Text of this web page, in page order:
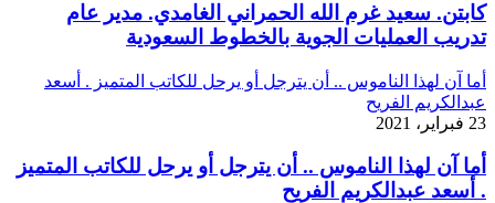
كابتن. سعيد غرم الله الحمراني الغامدي. مدير عام
تدريب العمليات الجوية بالخطوط السعودية
أما آن لهذا الناموس .. أن يترجل أو يرحل للكاتب المتميز . أسعد
عبدالكريم الفريح
23 فبراير، 2021
أما آن لهذا الناموس .. أن يترجل أو يرحل للكاتب المتميز
. أسعد عبدالكريم الفريح